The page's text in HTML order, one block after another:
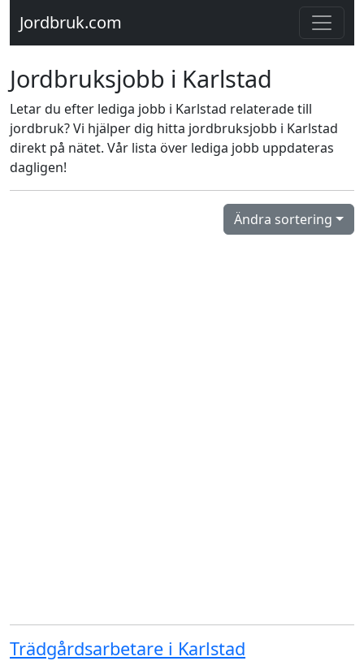
Jordbruk.com
Jordbruksjobb i Karlstad
Letar du efter lediga jobb i Karlstad relaterade till
jordbruk? Vi hjälper dig hitta jordbruksjobb i Karlstad
direkt på nätet. Vår lista över lediga jobb uppdateras
dagligen!
Ändra sortering
Trädgårdsarbetare i Karlstad